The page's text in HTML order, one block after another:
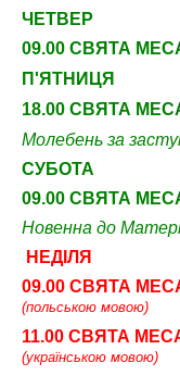
ЧЕТВЕР
09.00 СВЯТА
П'ЯТНИЦЯ
18.00 СВЯТА
Молебень за
СУБОТА
09.00 СВЯТА
Новенна до
НЕДІЛЯ
09.00 СВЯТА
(польською мовою)
11.00 СВЯТА
(українською мовою)